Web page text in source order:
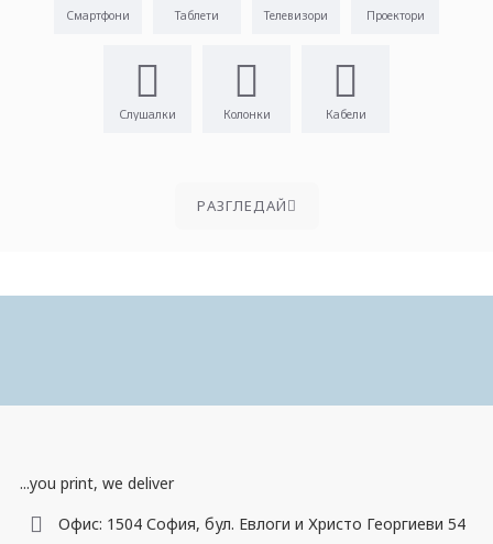
Смартфони Таблети Телевизори Проектори
Слушалки Колонки Кабели
PАЗГЛЕДАЙ
...you print, we deliver
Офис: 1504 София, бул. Евлоги и Христо Георгиеви 54